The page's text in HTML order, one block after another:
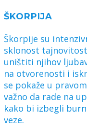
ŠKORPIJA
Škorpije su
sklonost
uništiti njihov
na otvorenosti i
se pokaže u
važno da rade na
kako bi izbegli
veze.